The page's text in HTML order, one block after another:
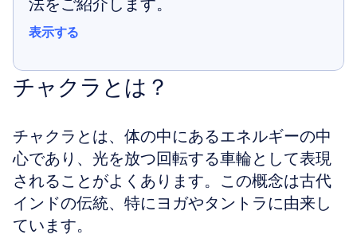
表示する
チャクラとは？
チャクラとは、体の中にあるエネルギーの中
心であり、光を放つ回転する車輪として表現
されることがよくあります。この概念は古代
インドの伝統、特にヨガやタントラに由来し
ています。